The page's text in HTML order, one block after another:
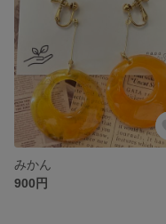
みかん
900円